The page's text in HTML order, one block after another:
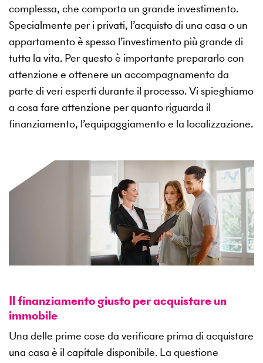
complessa, che comporta un grande investimento.
Specialmente per i privati, l’acquisto di una casa o un
appartamento è spesso l’investimento più grande di
tutta la vita. Per questo è importante prepararlo con
attenzione e ottenere un accompagnamento da
parte di veri esperti durante il processo. Vi spieghiamo
a cosa fare attenzione per quanto riguarda il
finanziamento, l’equipaggiamento e la localizzazione.
Il finanziamento giusto per acquistare un
immobile
Una delle prime cose da verificare prima di acquistare
una casa è il capitale disponibile. La questione